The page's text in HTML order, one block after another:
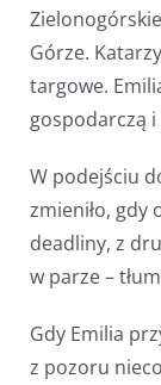
Górze.
targowe.
gospodarczą i
W podejściu
zmieniło, gdy
deadliny, z
w parze –
Gdy Emilia
z pozoru